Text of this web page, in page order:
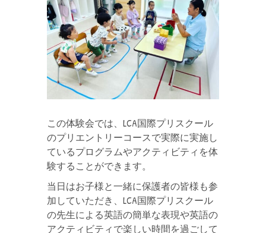
この体験会では、LCA国際プリスクール
のプリエントリーコースで実際に実施し
ているプログラムやアクティビティを体
験することができます。
当日はお子様と一緒に保護者の皆様も参
加していただき、LCA国際プリスクール
の先生による英語の簡単な表現や英語の
アクティビティで楽しい時間を過ごして